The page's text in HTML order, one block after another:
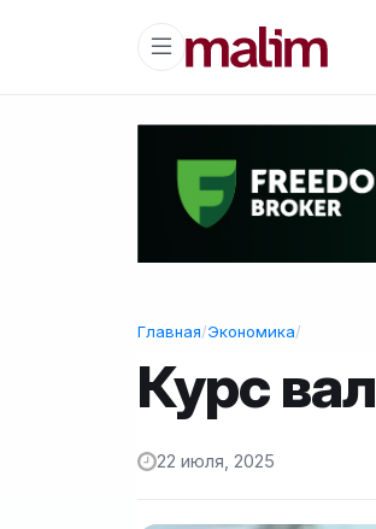
Главная/Экономика/
Курс
22 июля, 2025